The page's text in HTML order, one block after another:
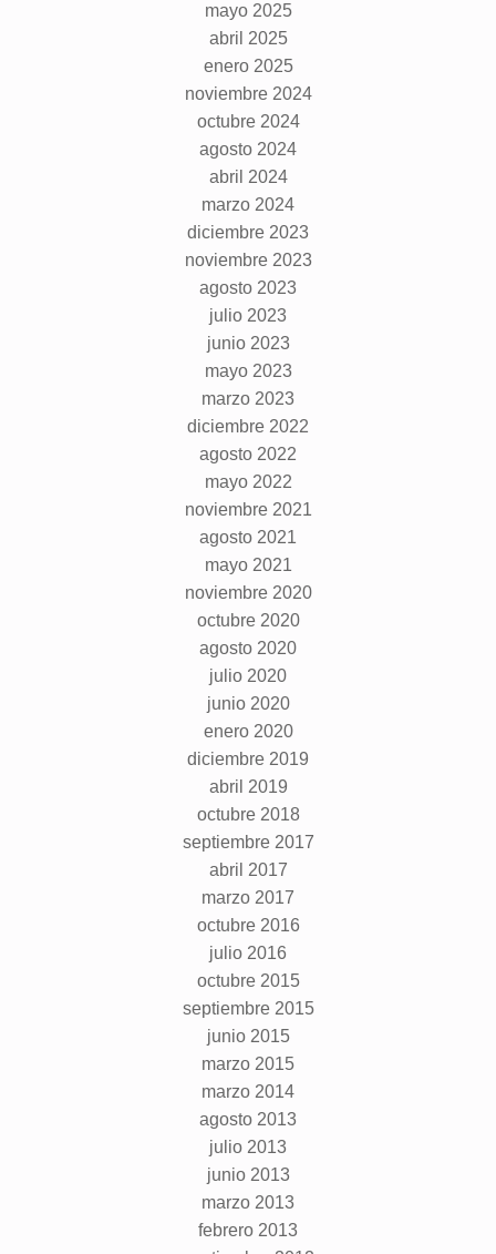
mayo 2025
abril 2025
enero 2025
noviembre 2024
octubre 2024
agosto 2024
abril 2024
marzo 2024
diciembre 2023
noviembre 2023
agosto 2023
julio 2023
junio 2023
mayo 2023
marzo 2023
diciembre 2022
agosto 2022
mayo 2022
noviembre 2021
agosto 2021
mayo 2021
noviembre 2020
octubre 2020
agosto 2020
julio 2020
junio 2020
enero 2020
diciembre 2019
abril 2019
octubre 2018
septiembre 2017
abril 2017
marzo 2017
octubre 2016
julio 2016
octubre 2015
septiembre 2015
junio 2015
marzo 2015
marzo 2014
agosto 2013
julio 2013
junio 2013
marzo 2013
febrero 2013